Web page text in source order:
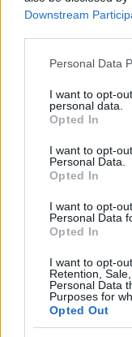
Downstream
Please note that
not limited to your
grant or deny
use your data for
consent section.
Personal Data
I want to opt-
personal data.
Opted In
I want to opt-
Personal Data.
Opted In
I want to opt-
Personal Data
Opted In
I want to opt-
Retention,
Personal Data
Purposes for
Opted Out